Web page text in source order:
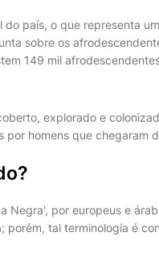
país, o que representa
sobre os
149 mil
explorado e
por homens que chegaram
Negra', por europeus e
porém, tal terminologia é